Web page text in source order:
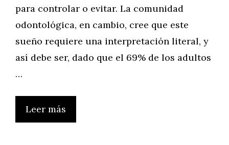
para controlar o evitar. La comunidad
odontológica, en cambio, cree que este
sueño requiere una interpretación literal, y
así debe ser, dado que el 69% de los adultos
…
Leer más